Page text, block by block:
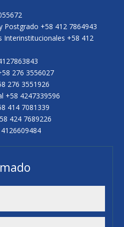
Postgrado +58 412 7864943
Interinstitucionales +58 412
276 3556027
276 3551926
+58 4247339596
414 7081339
424 7689226